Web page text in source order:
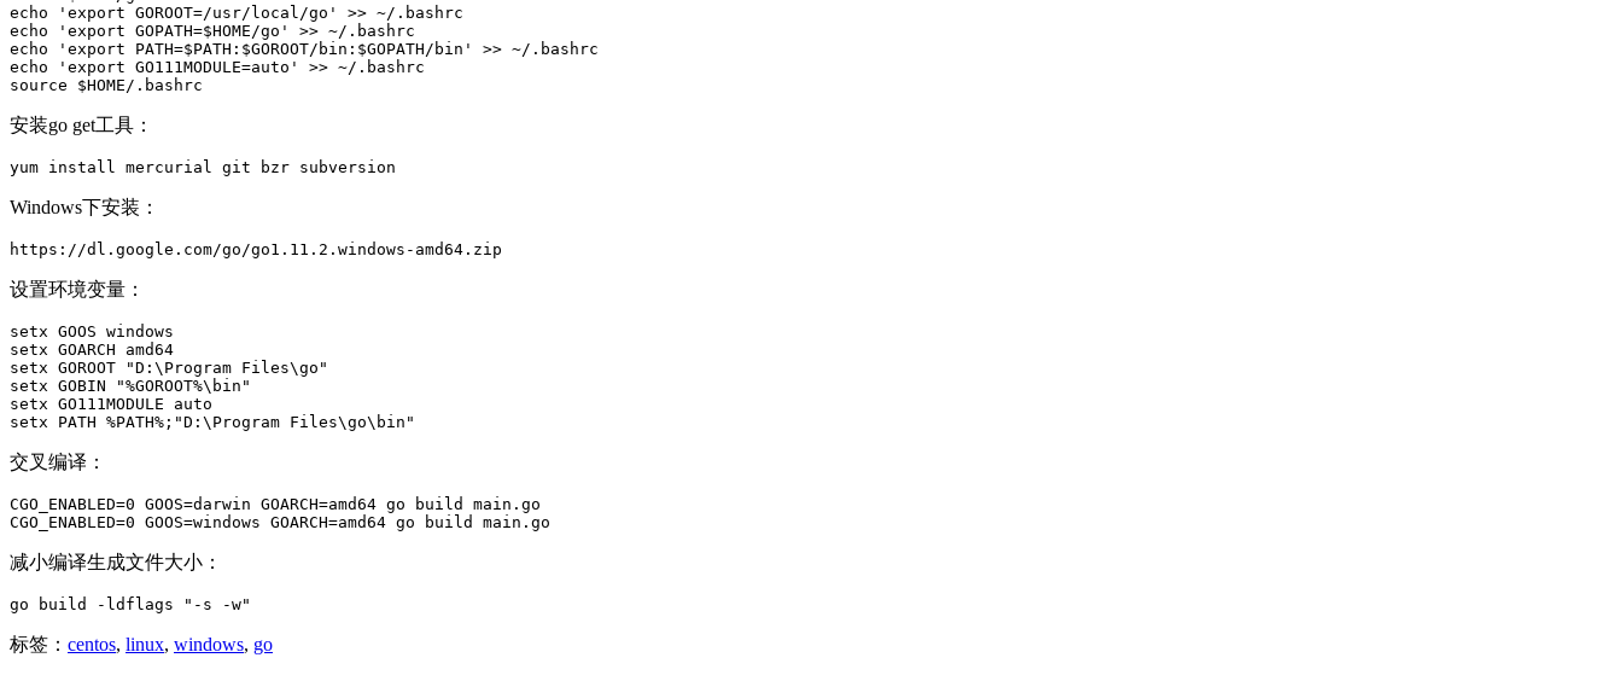
echo 'export GOROOT=/usr/local/go' >> ~/.bashrc
echo 'export GOPATH=$HOME/go' >> ~/.bashrc
echo 'export PATH=$PATH:$GOROOT/bin:$GOPATH/bin' >> ~/.bashrc
echo 'export GO111MODULE=auto' >> ~/.bashrc
source $HOME/.bashrc
安装go get工具：
yum install mercurial git bzr subversion
Windows下安装：
https://dl.google.com/go/go1.11.2.windows-amd64.zip
设置环境变量：
setx GOOS windows
setx GOARCH amd64
setx GOROOT "D:\Program Files\go"
setx GOBIN "%GOROOT%\bin"
setx GO111MODULE auto
setx PATH %PATH%;"D:\Program Files\go\bin"
交叉编译：
CGO_ENABLED=0 GOOS=darwin GOARCH=amd64 go build main.go
CGO_ENABLED=0 GOOS=windows GOARCH=amd64 go build main.go
减小编译生成文件大小：
go build -ldflags "-s -w"
标签： centos, linux, windows, go